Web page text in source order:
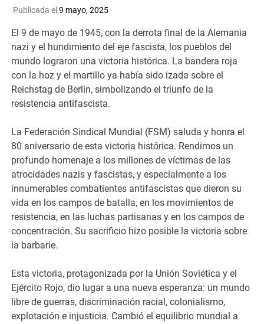
Publicada el 9 mayo, 2025
El 9 de mayo de 1945, con la derrota final de la Alemania
nazi y el hundimiento del eje fascista, los pueblos del
mundo lograron una victoria histórica. La bandera roja
con la hoz y el martillo ya había sido izada sobre el
Reichstag de Berlín, simbolizando el triunfo de la
resistencia antifascista.
La Federación Sindical Mundial (FSM) saluda y honra el
80 aniversario de esta victoria histórica. Rendimos un
profundo homenaje a los millones de víctimas de las
atrocidades nazis y fascistas, y especialmente a los
innumerables combatientes antifascistas que dieron su
vida en los campos de batalla, en los movimientos de
resistencia, en las luchas partisanas y en los campos de
concentración. Su sacrificio hizo posible la victoria sobre
la barbarie.
Esta victoria, protagonizada por la Unión Soviética y el
Ejército Rojo, dio lugar a una nueva esperanza: un mundo
libre de guerras, discriminación racial, colonialismo,
explotación e injusticia. Cambió el equilibrio mundial a